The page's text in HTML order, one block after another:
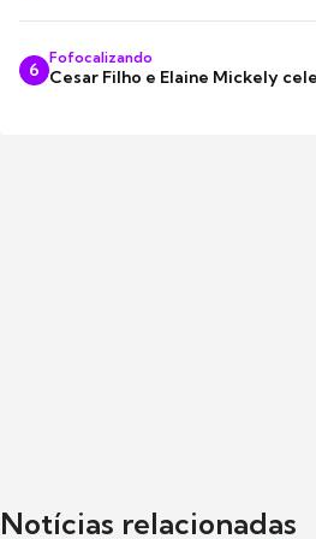
6
Fofocalizando
Cesar Filho e Elaine Mickely
Notícias relacionadas